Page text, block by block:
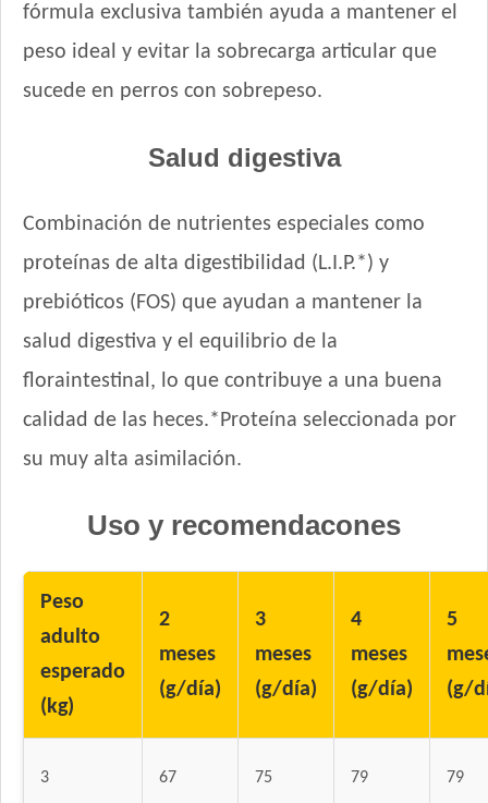
fórmula exclusiva también ayuda a mantener el
peso ideal y evitar la sobrecarga articular que
sucede en perros con sobrepeso.
Salud digestiva
Combinación de nutrientes especiales como
proteínas de alta digestibilidad (L.I.P.*) y
prebióticos (FOS) que ayudan a mantener la
salud digestiva y el equilibrio de la
floraintestinal, lo que contribuye a una buena
calidad de las heces.*Proteína seleccionada por
su muy alta asimilación.
Uso y recomendacones
Peso
adulto
esperado
(kg)
2
meses
(g/día)
3
meses
(g/día)
4
meses
(g/día)
5
(g/
3 67 75 79 79